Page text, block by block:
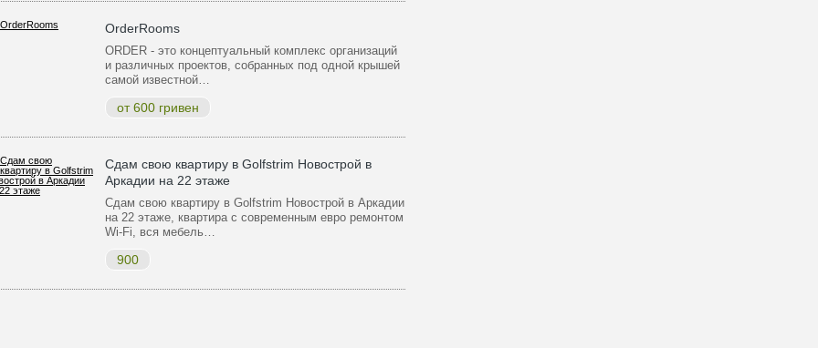
OrderRooms
ORDER - это концептуальный комплекс организаций
и различных проектов, собранных под одной крышей
самой известной…
от 600 гривен
Сдам свою квартиру в Golfstrim Новострой в
Аркадии на 22 этаже
Сдам свою квартиру в Golfstrim Новострой в Аркадии
на 22 этаже, квартира с современным евро ремонтом
Wi-Fi, вся мебель…
900